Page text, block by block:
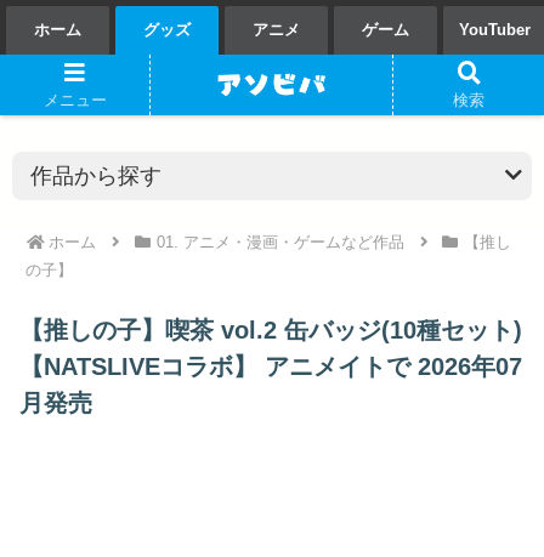
ホーム グッズ アニメ ゲーム YouTuber
ホーム 01. アニメ・漫画・ゲームなど作品
【推し
の子】
【推しの子】喫茶 vol.2 缶バッジ(10種セット)
【NATSLIVEコラボ】 アニメイトで 2026年07
月発売
メニュー 検索